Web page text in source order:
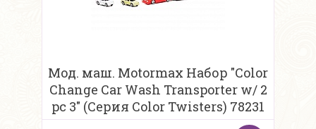
Мод. маш. Motormax Набор "Color
Change Car Wash Transporter w/ 2
pc 3" (Серия Сolor Twisters) 78231